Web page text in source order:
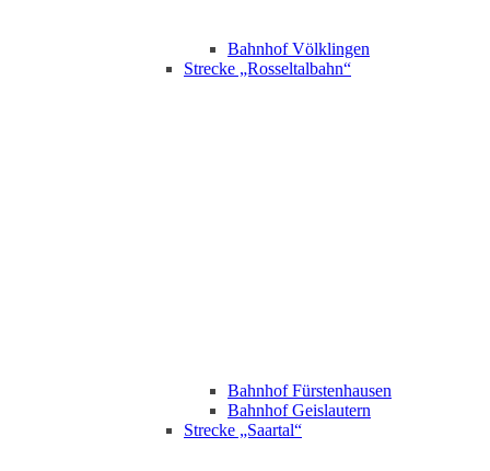
Bahnhof Völklingen
Strecke „Rosseltalbahn“
Bahnhof Fürstenhausen
Bahnhof Geislautern
Strecke „Saartal“